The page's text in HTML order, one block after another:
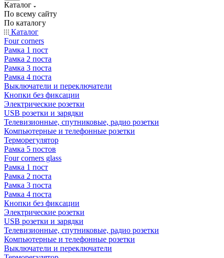
Каталог
По всему сайту
По каталогу
Каталог
Four corners
Рамка 1 пост
Рамка 2 поста
Рамка 3 поста
Рамка 4 поста
Выключатели и переключатели
Кнопки без фиксации
Электрические розетки
USB розетки и зарядки
Телевизионные, спутниковые, радио розетки
Компьютерные и телефонные розетки
Терморегулятор
Рамка 5 постов
Four corners glass
Рамка 1 пост
Рамка 2 поста
Рамка 3 поста
Рамка 4 поста
Кнопки без фиксации
Электрические розетки
USB розетки и зарядки
Телевизионные, спутниковые, радио розетки
Компьютерные и телефонные розетки
Выключатели и переключатели